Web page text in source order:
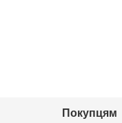
Покупцям